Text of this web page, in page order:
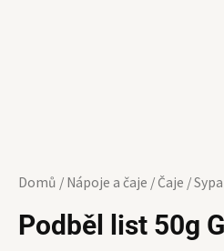
Domů / Nápoje a čaje / Čaje /
Podběl list 50g